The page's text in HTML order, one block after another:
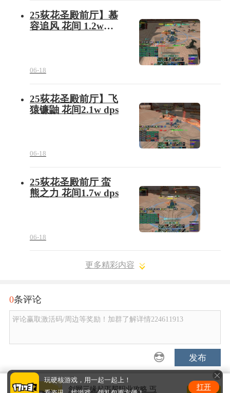
25荻花圣殿前厅】慕
容追风 花间 1.2w
06-18
25荻花圣殿前厅】飞
猿镰鼬 花间2.1w dps
06-18
25荻花圣殿前厅 蛮
熊之力 花间1.7w dps
06-18
更多精彩内容
0条评论
评论赢取激活码/周边等奖励！加群了解详情224611913
发布
剑网三缘起丐帮职业攻略 丐
玩硬核游戏，用一起一起上！
打开